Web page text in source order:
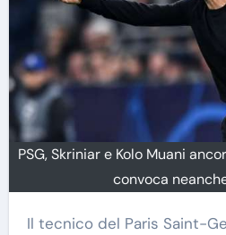
PSG, Skriniar e Kolo Muani
convoca
Il tecnico del Paris Saint-